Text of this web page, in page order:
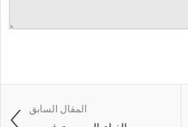
المقال السابق